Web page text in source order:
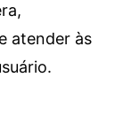
atender às